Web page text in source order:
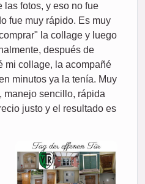
las fotos, y eso no fue
fue muy rápido. Es muy
la collage y luego
después de
mi collage, la acompañé
minutos ya la tenía. Muy
manejo sencillo, rápida
justo y el resultado es